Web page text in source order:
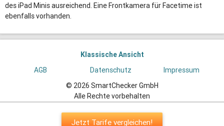
des iPad Minis ausreichend. Eine Frontkamera für Facetime ist
ebenfalls vorhanden.
Jetzt Tarife vergleichen!
Klassische Ansicht
AGB
Datenschutz
Impressum
© 2026 SmartChecker GmbH
Alle Rechte vorbehalten